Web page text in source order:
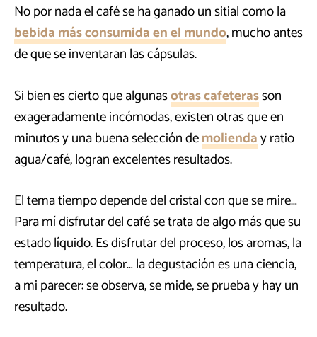
No por nada el café se ha ganado un sitial como la
bebida más consumida en el mundo, mucho antes
de que se inventaran las cápsulas.
Si bien es cierto que algunasotras cafeterasson
exageradamente incómodas, existen otras que en
minutos y una buena selección demolienday ratio
agua/café, logran excelentes resultados.
El tema tiempo depende del cristal con que se mire…
Para mí disfrutar del café se trata de algo más que su
estado líquido. Es disfrutar del proceso, los aromas, la
temperatura, el color… la degustación es una ciencia,
a mi parecer: se observa, se mide, se prueba y hay un
resultado.